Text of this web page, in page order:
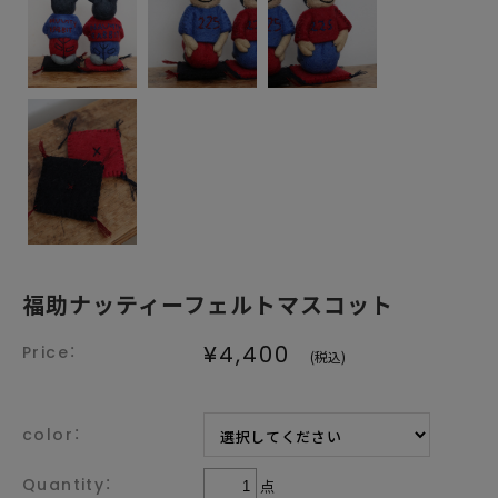
福助ナッティーフェルトマスコット
¥4,400
(税込)
color：
点